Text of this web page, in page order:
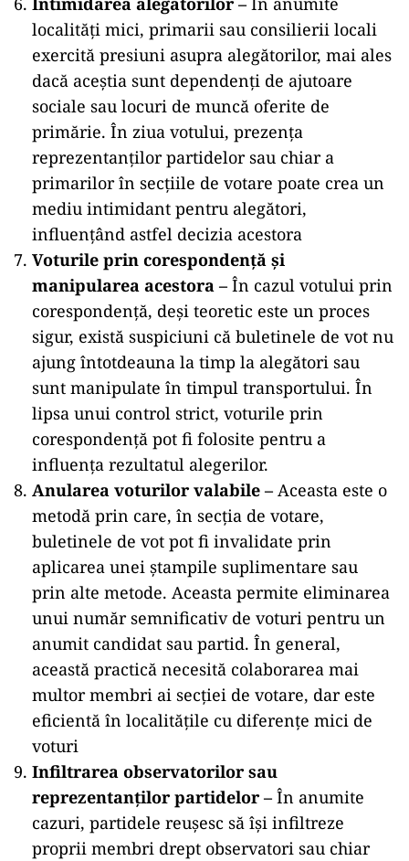
localități mici, primarii sau consilierii locali
exercită presiuni asupra alegătorilor, mai ales
dacă aceștia sunt dependenți de ajutoare
sociale sau locuri de muncă oferite de
primărie. În ziua votului, prezența
reprezentanților partidelor sau chiar a
primarilor în secțiile de votare poate crea un
mediu intimidant pentru alegători,
influențând astfel decizia acestora​
Voturile prin corespondență și
manipularea acestora – În cazul votului prin
corespondență, deși teoretic este un proces
sigur, există suspiciuni că buletinele de vot nu
ajung întotdeauna la timp la alegători sau
sunt manipulate în timpul transportului. În
lipsa unui control strict, voturile prin
corespondență pot fi folosite pentru a
influența rezultatul alegerilor.​
Anularea voturilor valabile – Aceasta este o
metodă prin care, în secția de votare,
buletinele de vot pot fi invalidate prin
aplicarea unei ștampile suplimentare sau
prin alte metode. Aceasta permite eliminarea
unui număr semnificativ de voturi pentru un
anumit candidat sau partid. În general,
această practică necesită colaborarea mai
multor membri ai secției de votare, dar este
eficientă în localitățile cu diferențe mici de
voturi​
Infiltrarea observatorilor sau
reprezentanților partidelor – În anumite
cazuri, partidele reușesc să își infiltreze
proprii membri drept observatori sau chiar